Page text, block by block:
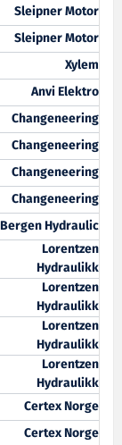
Sleipner Motor
Sleipner Motor
Xylem
Anvi Elektro
Changeneering
Changeneering
Changeneering
Changeneering
Bergen Hydraulic
Lorentzen
Hydraulikk
Lorentzen
Hydraulikk
Lorentzen
Hydraulikk
Lorentzen
Hydraulikk
Certex Norge
Certex Norge